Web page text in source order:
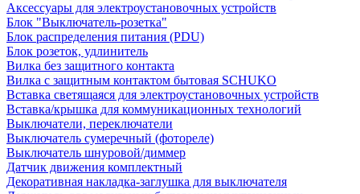
Аксессуары для электроустановочных устройств
Блок "Выключатель-розетка"
Блок распределения питания (PDU)
Блок розеток, удлинитель
Вилка без защитного контакта
Вилка с защитным контактом бытовая SCHUKO
Вставка светящаяся для электроустановочных устройств
Вставка/крышка для коммуникационных технологий
Выключатели, переключатели
Выключатель сумеречный (фотореле)
Выключатель шнуровой/диммер
Датчик движения комплектный
Декоративная накладка-заглушка для выключателя